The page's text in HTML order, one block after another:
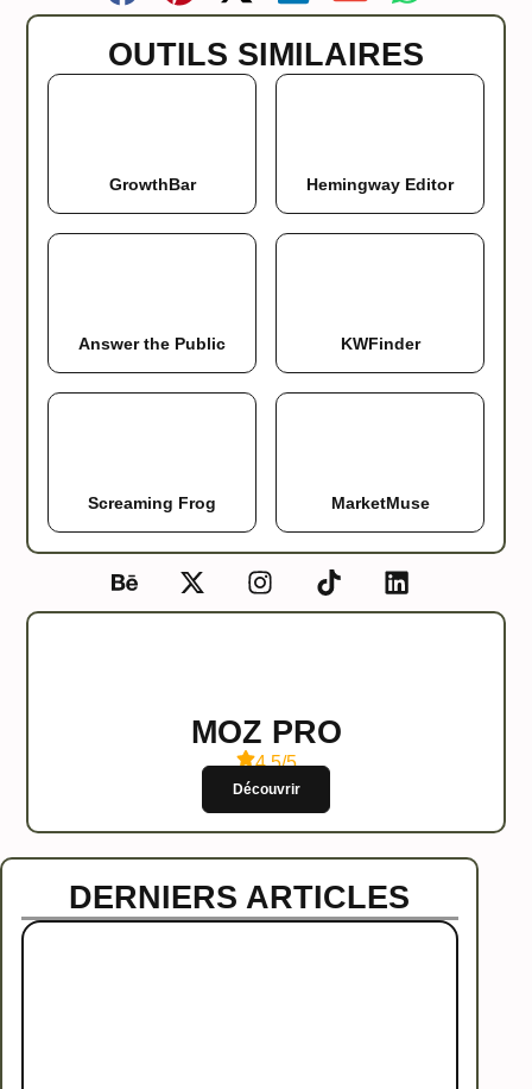
OUTILS SIMILAIRES
GrowthBar Hemingway Editor
Answer the Public KWFinder
Screaming Frog MarketMuse
MOZ PRO
4.5/5
Découvrir
DERNIERS ARTICLES